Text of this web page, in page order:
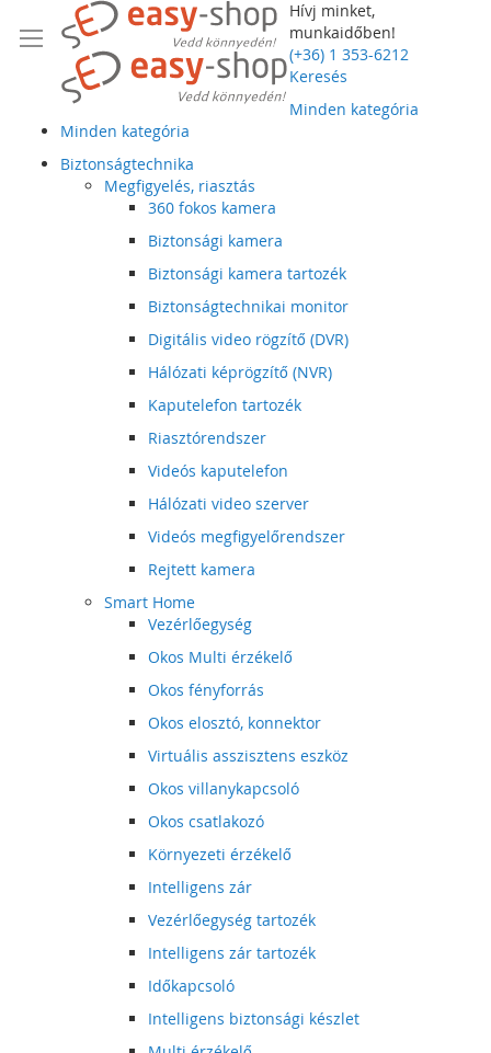
Hívj minket,
munkaidőben!
(+36) 1 353-6212
Keresés
Minden kategória
Minden kategória
Biztonságtechnika
Megfigyelés, riasztás
360 fokos kamera
Biztonsági kamera
Biztonsági kamera tartozék
Biztonságtechnikai monitor
Digitális video rögzítő (DVR)
Hálózati képrögzítő (NVR)
Kaputelefon tartozék
Riasztórendszer
Videós kaputelefon
Hálózati video szerver
Videós megfigyelőrendszer
Rejtett kamera
Smart Home
Vezérlőegység
Okos Multi érzékelő
Okos fényforrás
Okos elosztó, konnektor
Virtuális asszisztens eszköz
Okos villanykapcsoló
Okos csatlakozó
Környezeti érzékelő
Intelligens zár
Vezérlőegység tartozék
Intelligens zár tartozék
Időkapcsoló
Intelligens biztonsági készlet